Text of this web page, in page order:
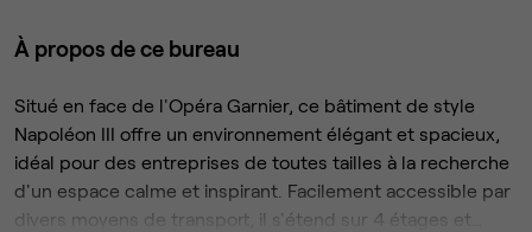
À propos de ce bureau
Situé en face de l'Opéra Garnier, ce bâtiment de style
Napoléon III offre un environnement élégant et spacieux,
idéal pour des entreprises de toutes tailles à la recherche
d'un espace calme et inspirant. Facilement accessible par
divers moyens de transport, il s'étend sur 4 étages et